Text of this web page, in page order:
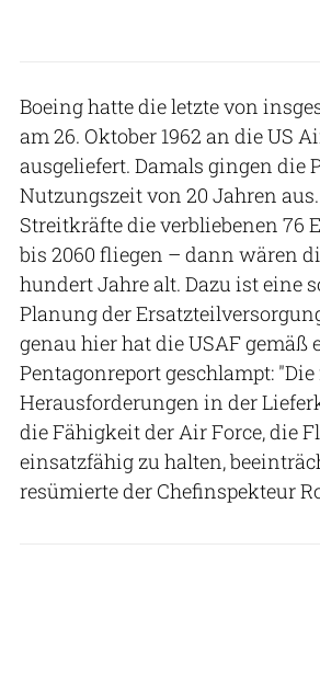
Boeing hatte die letzte von
am 26. Oktober 1962 an die US
ausgeliefert. Damals gingen die
Nutzungszeit von 20 Jahren
Streitkräfte die verbliebenen 76
bis 2060 fliegen – dann wären
hundert Jahre alt. Dazu ist eine
Planung der
genau hier hat die USAF gemäß
Pentagonreport geschlampt:
Herausforderungen in der
die Fähigkeit der Air Force, die
einsatzfähig zu halten,
resümierte der Chefinspekteur